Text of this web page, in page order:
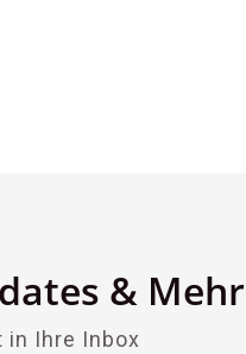
& Mehr
in Ihre Inbox